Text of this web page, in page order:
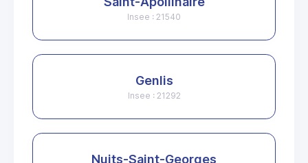
Insee : 21540
Genlis
Insee : 21292
Nuits-Saint-Georges